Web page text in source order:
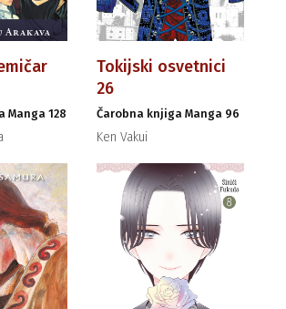
Manga 128
Tokijski osvetnici
26
Čarobna knjiga Manga 96
Ken Vakui